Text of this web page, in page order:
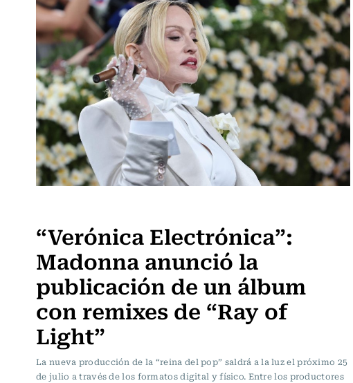
“Verónica Electrónica”:
Madonna anunció la
publicación de un álbum
con remixes de “Ray of
Light”
La nueva producción de la “reina del pop” saldrá a la luz el próximo 25
de julio a través de los formatos digital y físico. Entre los productores